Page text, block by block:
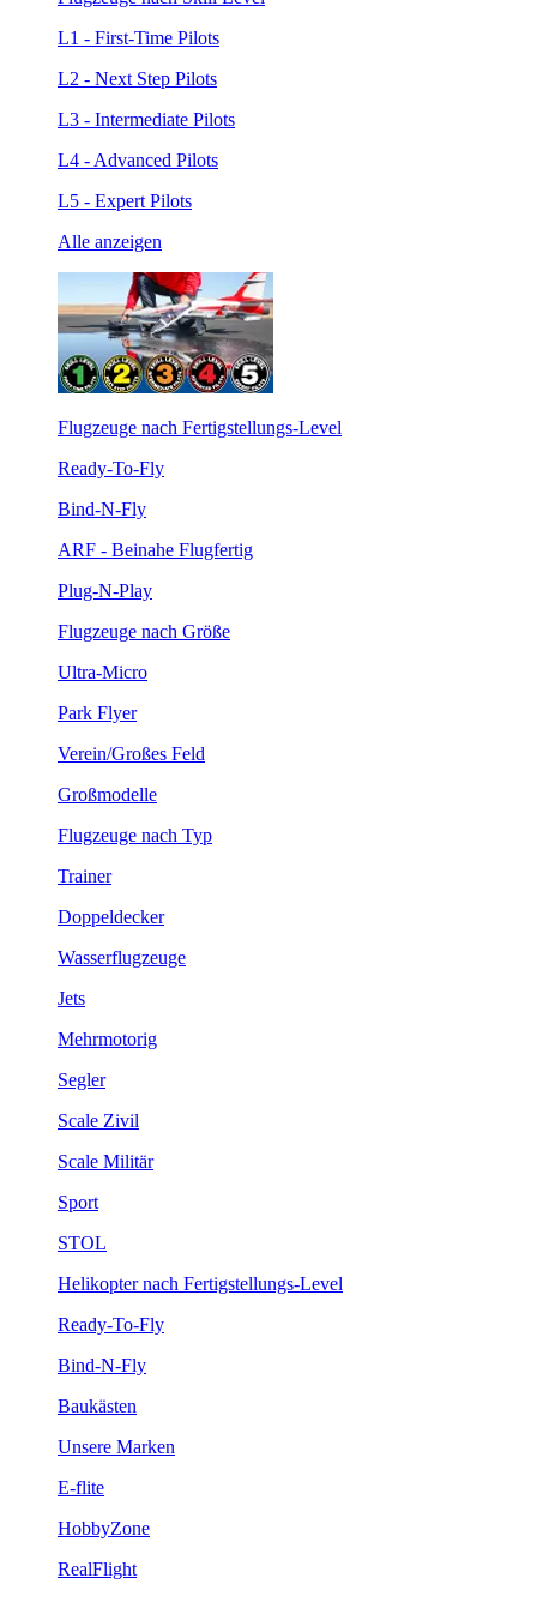
L1 - First-Time Pilots
L2 - Next Step Pilots
L3 - Intermediate Pilots
L4 - Advanced Pilots
L5 - Expert Pilots
Alle anzeigen
Flugzeuge nach Fertigstellungs-Level
Ready-To-Fly
Bind-N-Fly
ARF - Beinahe Flugfertig
Plug-N-Play
Flugzeuge nach Größe
Ultra-Micro
Park Flyer
Verein/Großes Feld
Großmodelle
Flugzeuge nach Typ
Trainer
Doppeldecker
Wasserflugzeuge
Jets
Mehrmotorig
Segler
Scale Zivil
Scale Militär
Sport
STOL
Helikopter nach Fertigstellungs-Level
Ready-To-Fly
Bind-N-Fly
Baukästen
Unsere Marken
E-flite
HobbyZone
RealFlight